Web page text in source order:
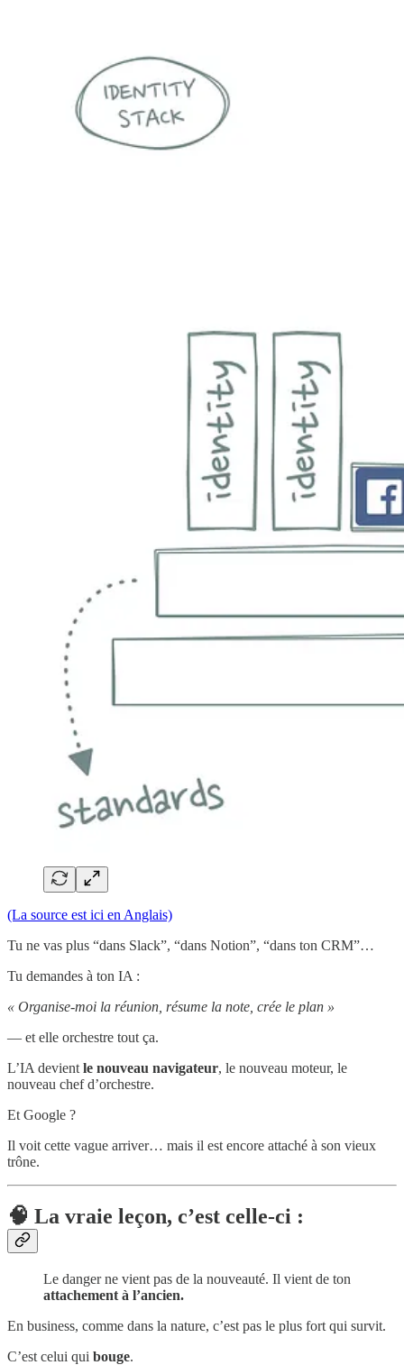
(La source est ici en Anglais)
Tu ne vas plus “dans Slack”, “dans Notion”, “dans ton CRM”…
Tu demandes à ton IA :
« Organise-moi la réunion, résume la note, crée le plan »
— et elle orchestre tout ça.
L’IA devient le nouveau navigateur, le nouveau moteur, le
nouveau chef d’orchestre.
Et Google ?
Il voit cette vague arriver… mais il est encore attaché à son vieux
trône.
🧠 La vraie leçon, c’est celle-ci :
Le danger ne vient pas de la nouveauté. Il vient de ton
attachement à l’ancien.
En business, comme dans la nature, c’est pas le plus fort qui survit.
C’est celui qui bouge.